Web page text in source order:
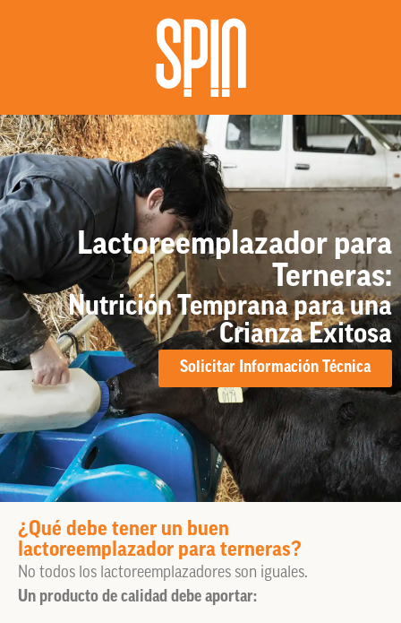
Lactoreemplazador para
Terneras:
Nutrición Temprana para una
Crianza Exitosa
Solicitar Información Técnica
¿Qué debe tener un buen
lactoreemplazador para terneras?
No todos los lactoreemplazadores son iguales.
Un producto de calidad debe aportar: